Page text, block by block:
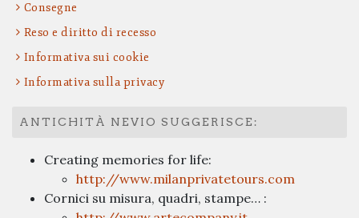
Consegne
Reso e diritto di recesso
Informativa sui cookie
Informativa sulla privacy
ANTICHITÀ NEVIO SUGGERISCE:
Creating memories for life:
http://www.milanprivatetours.com
Cornici su misura, quadri, stampe… :